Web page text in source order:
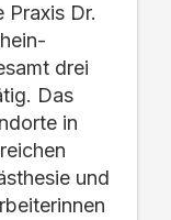
Praxis Dr.
drei
Das
in
und